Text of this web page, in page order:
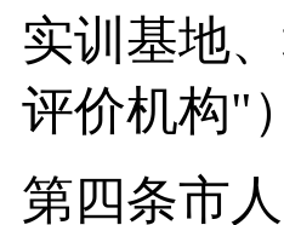
实训基地
评价机构"
第四条市